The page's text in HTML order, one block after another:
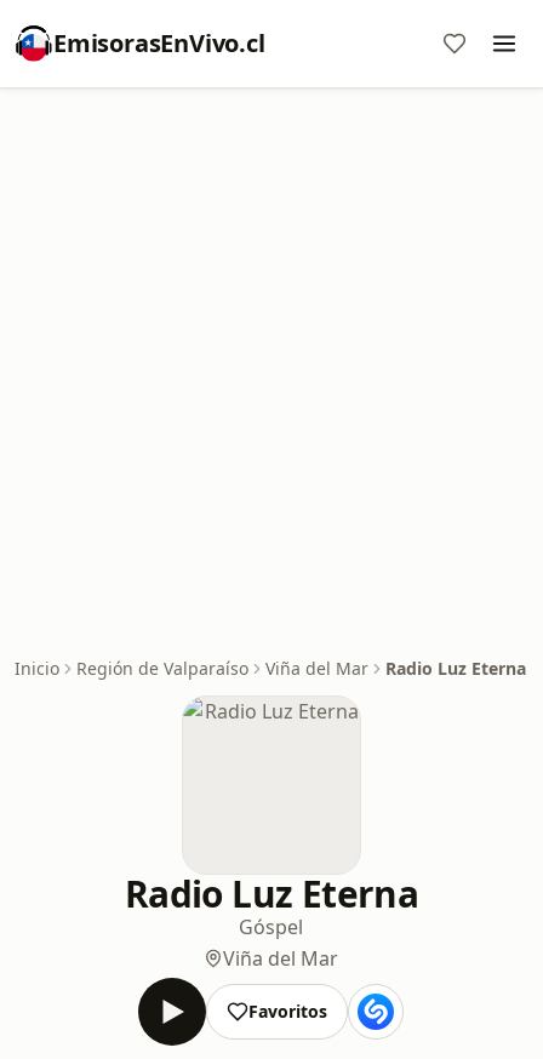
EmisorasEnVivo.cl
Inicio Región de Valparaíso Viña del Mar Radio Luz Eterna
Radio Luz Eterna
Góspel
Viña del Mar
Favoritos